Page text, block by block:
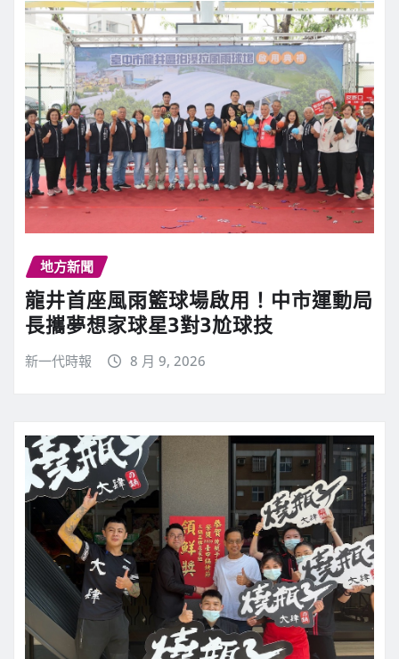
地方新聞
龍井首座風雨籃球場啟用！中市運動局
長攜夢想家球星3對3尬球技
新一代時報 8 月 9, 2026